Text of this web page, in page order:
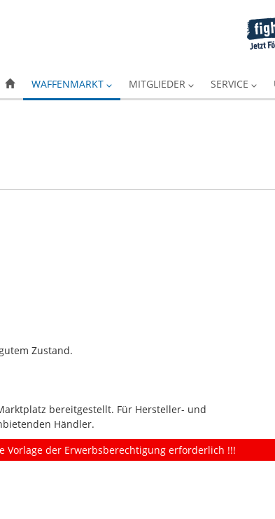
WAFFENMARKT MITGLIEDER SERVICE
Zustand.
bereitgestellt. Für Hersteller- und
Händler.
Vorlage der Erwerbsberechtigung erforderlich !!!